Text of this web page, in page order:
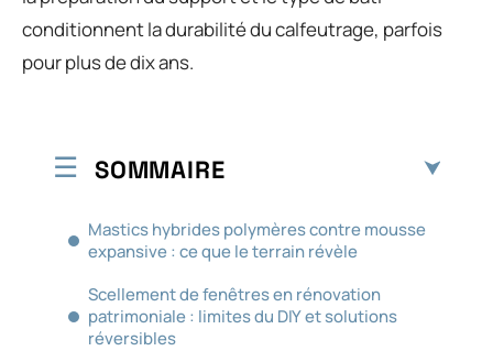
conditionnent la durabilité du calfeutrage, parfois
pour plus de dix ans.
SOMMAIRE
Mastics hybrides polymères contre mousse
expansive : ce que le terrain révèle
Scellement de fenêtres en rénovation
patrimoniale : limites du DIY et solutions
réversibles